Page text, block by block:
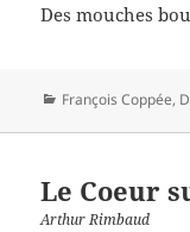
Des mouches
Catégories
François Coppée,
Le Coeur
Arthur Rimbaud